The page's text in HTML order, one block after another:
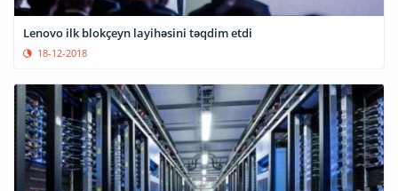
Lenovo ilk blokçeyn layihəsini təqdim etdi
18-12-2018